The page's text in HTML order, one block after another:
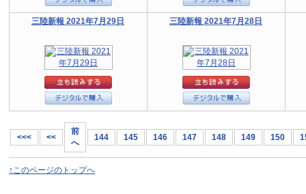
三陸新報 2021年7月29日 三陸新報 2021年7月28日
<<< <<
前
へ
144 145 146 147 148 149 150
↑このページのトップへ